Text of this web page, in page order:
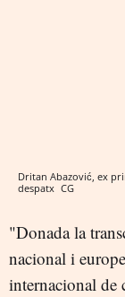
Dritan Abazović, ex
despatx CG
"Donada la
nacional i
internacional de